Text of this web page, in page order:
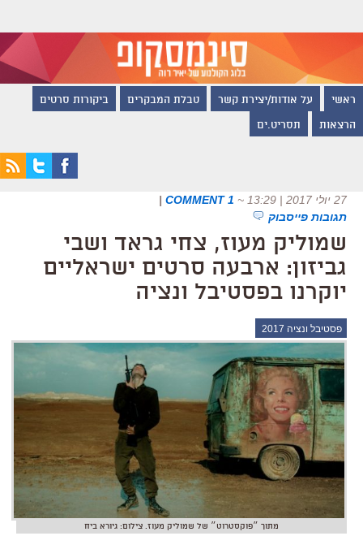
ראשי על אודות/יצירת קשר טבלת המבקרים ביקורות סרטים
הרצאות תסריט.ים
27 יולי 2017 | 13:29 ~
1 COMMENT
|
תגובות פייסבוק
שמוליק מעוז, צחי גראד ושבי
גביזון: ארבעה סרטים ישראליים
יוקרנו בפסטיבל ונציה
פסטיבל ונציה 2017
מתוך ״פוקסטרוט״ של שמוליק מעוז. צילום: גיורא ביח